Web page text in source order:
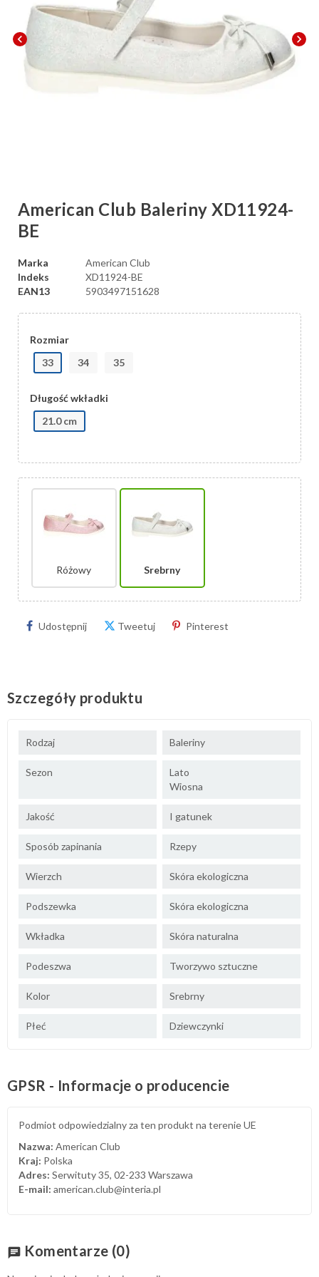
chevron_left chevron_right
American Club Baleriny XD11924-
BE
Marka
American Club
Indeks
XD11924-BE
EAN13
5903497151628
Rozmiar
33
34 35
Długość wkładki
21.0 cm
Różowy Srebrny
Udostępnij Tweetuj Pinterest
Szczegóły produktu
Rodzaj Baleriny
Sezon
Lato
Wiosna
Jakość I gatunek
Sposób zapinania Rzepy
Wierzch Skóra ekologiczna
Podszewka Skóra ekologiczna
Wkładka Skóra naturalna
Podeszwa Tworzywo sztuczne
Kolor Srebrny
Płeć Dziewczynki
GPSR - Informacje o producencie
Podmiot odpowiedzialny za ten produkt na terenie UE
Nazwa: American Club
Kraj: Polska
Adres: Serwituty 35, 02-233 Warszawa
E-mail: american.club@interia.pl
chat Komentarze (0)